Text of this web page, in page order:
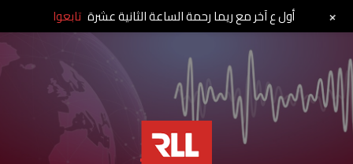
أول ع آخر مع ريما رحمة الساعة الثانية عشرة تابعوا +